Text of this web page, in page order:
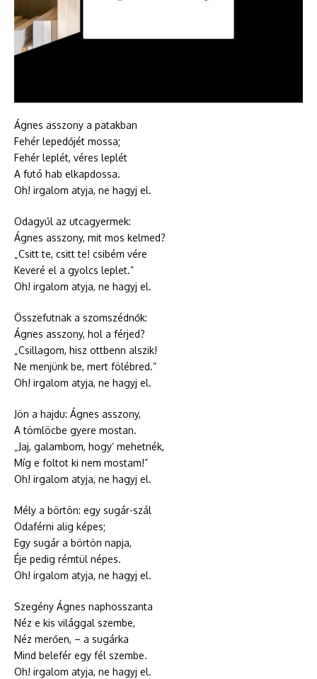
Ágnes asszony a patakban
Fehér lepedőjét mossa;
Fehér leplét, véres leplét
A futó hab elkapdossa.
Oh! irgalom atyja, ne hagyj el.
Odagyűl az utcagyermek:
Ágnes asszony, mit mos kelmed?
„Csitt te, csitt te! csibém vére
Keveré el a gyolcs leplet.”
Oh! irgalom atyja, ne hagyj el.
Összefutnak a szomszédnők:
Ágnes asszony, hol a férjed?
„Csillagom, hisz ottbenn alszik!
Ne menjünk be, mert fölébred.”
Oh! irgalom atyja, ne hagyj el.
Jön a hajdu: Ágnes asszony,
A tömlöcbe gyere mostan.
„Jaj, galambom, hogy’ mehetnék,
Míg e foltot ki nem mostam!”
Oh! irgalom atyja, ne hagyj el.
Mély a börtön: egy sugár-szál
Odaférni alig képes;
Egy sugár a börtön napja,
Éje pedig rémtül népes.
Oh! irgalom atyja, ne hagyj el.
Szegény Ágnes naphosszanta
Néz e kis világgal szembe,
Néz merően, – a sugárka
Mind belefér egy fél szembe.
Oh! irgalom atyja, ne hagyj el.